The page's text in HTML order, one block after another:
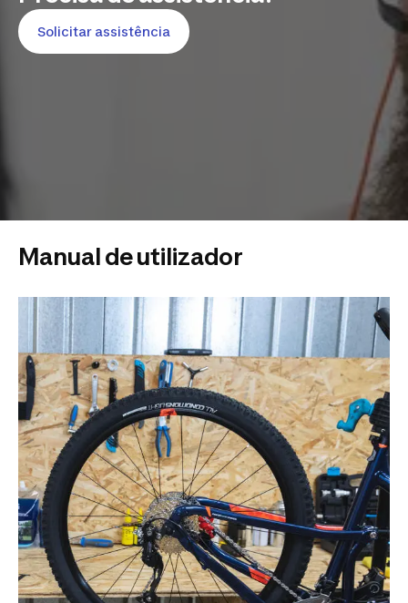
Solicitar assistência
Manual de utilizador